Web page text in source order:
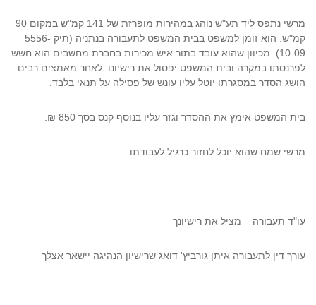
מרשי נתפס ליד תע"ש נוהג במהירות מופרזת של 141 קמ"ש במקום 90
קמ"ש. הוא זומן למשפט בבית המשפט לתעבורה בנתניה (תיק 5556-
10-09). מכיוון שהוא עובד בתור איש מכירות בחברת מחשבים הוא חשש
לפרנסתו במקרה ובית המשפט יפסול את רישיונו. לאחר מאמצים רבים
הושג הסדר במסגרתו יוטל עליו עונש של פסילה על תנאי בלבד.
בית המשפט אימץ את ההסדר וגזר עליו בנוסף קנס בסך 850 ₪.
מרשי שמח שהוא יוכל לחזור כרגיל לעבודתו.
עו"ד תעבורה – מציל את רישיונך
עורך דין לתעבורה איתן גורביץ' דואג שרישיון הנהיגה יישאר אצלך